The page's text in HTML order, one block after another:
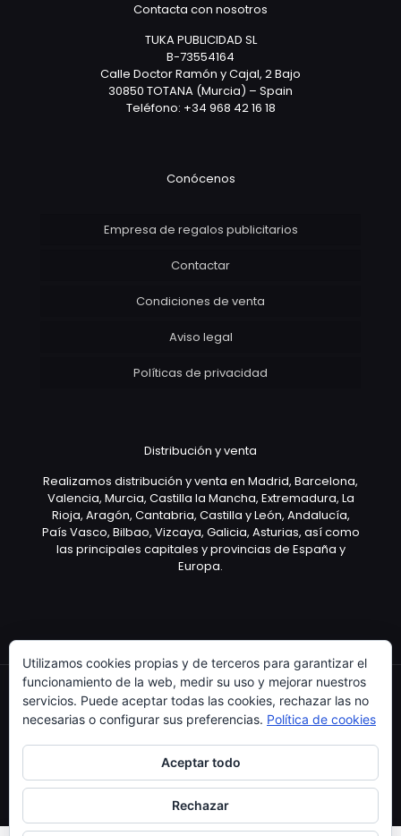
Contacta con nosotros
TUKA PUBLICIDAD SL
B-73554164
Calle Doctor Ramón y Cajal, 2 Bajo
30850 TOTANA (Murcia) – Spain
Teléfono: +34 968 42 16 18
Conócenos
Empresa de regalos publicitarios
Contactar
Condiciones de venta
Aviso legal
Políticas de privacidad
Distribución y venta
Realizamos distribución y venta en Madrid, Barcelona,
Valencia, Murcia, Castilla la Mancha, Extremadura, La
Rioja, Aragón, Cantabria, Castilla y León, Andalucía,
País Vasco, Bilbao, Vizcaya, Galicia, Asturias, así como
las principales capitales y provincias de España y
Europa.
Utilizamos cookies propias y de terceros para garantizar el
funcionamiento de la web, medir su uso y mejorar nuestros
servicios. Puede aceptar todas las cookies, rechazar las no
necesarias o configurar sus preferencias. Política de cookies
Aceptar todo
Rechazar